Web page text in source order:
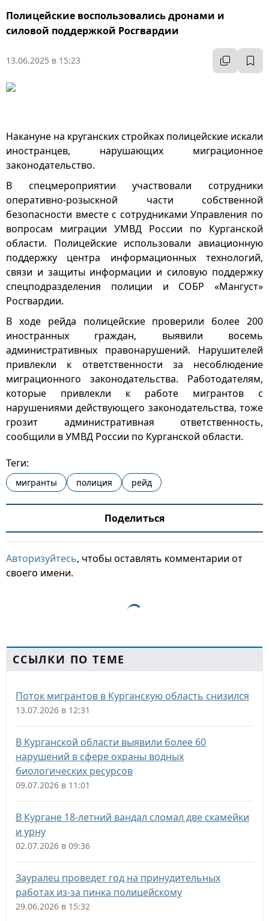
Полицейские воспользовались дронами и
силовой поддержкой Росгвардии
13.06.2025 в 15:23
Накануне на круганских стройках полицейские искали
иностранцев, нарушающих миграционное
законодательство.
В спецмероприятии участвовали сотрудники
оперативно-розыскной части собственной
безопасности вместе с сотрудниками Управления по
вопросам миграции УМВД России по Курганской
области. Полицейские использовали авиационную
поддержку центра информационных технологий,
связи и защиты информации и силовую поддержку
спецподразделения полиции и СОБР «Мангуст»
Росгвардии.
В ходе рейда полицейские проверили более 200
иностранных граждан, выявили восемь
административных правонарушений. Нарушителей
привлекли к ответственности за несоблюдение
миграционного законодательства. Работодателям,
которые привлекли к работе мигрантов с
нарушениями действующего законодательства, тоже
грозит административная ответственность,
сообщили в УМВД России по Курганской области.
Теги:
мигранты полиция рейд
Поделиться
Авторизуйтесь, чтобы оставлять комментарии от
своего имени.
ССЫЛКИ ПО ТЕМЕ
Поток мигрантов в Курганскую область снизился
13.07.2026 в 12:31
В Курганской области выявили более 60
нарушений в сфере охраны водных
биологических ресурсов
09.07.2026 в 11:01
В Кургане 18-летний вандал сломал две скамейки
и урну
02.07.2026 в 09:36
Зауралец проведет год на принудительных
работах из-за пинка полицейскому
29.06.2026 в 15:32